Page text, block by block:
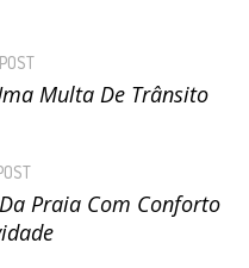
Multa De Trânsito
Praia Com Conforto